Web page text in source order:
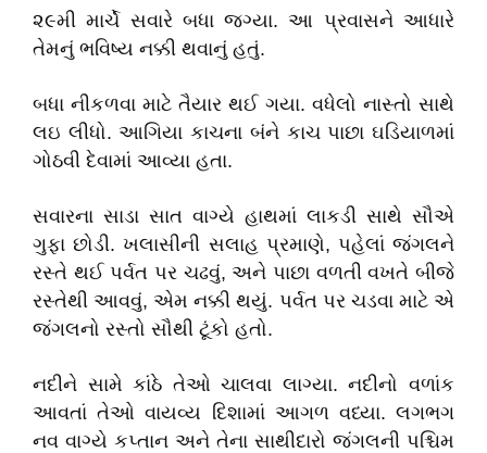
૨૯મી માર્ચે સવારે બધા જગ્યા. આ પ્રવાસને આધારે
તેમનું ભવિષ્ય નક્કી થવાનું હતું.
બધા નીકળવા માટે તૈયાર થઈ ગયા. વધેલો નાસ્તો સાથે
લઇ લીધો. આગિયા કાચના બંને કાચ પાછા ઘડિયાળમાં
ગોઠવી દેવામાં આવ્યા હતા.
સવારના સાડા સાત વાગ્યે હાથમાં લાકડી સાથે સૌએ
ગુફા છોડી. ખલાસીની સલાહ પ્રમાણે, પહેલાં જંગલને
રસ્તે થઈ પર્વત પર ચઢવું,અને પાછા વળતી વખતે બીજે
રસ્તેથી આવવું,એમ નક્કી થયું. પર્વત પર ચડવા માટે એ
જંગલનો રસ્તો સૌથી ટૂંકો હતો.
નદીને સામે કાંઠે તેઓ ચાલવા લાગ્યા. નદીનો વળાંક
આવતાં તેઓ વાયવ્ય દિશામાં આગળ વધ્યા. લગભગ
નવ વાગ્યે કપ્તાન અને તેના સાથીદારો જંગલની પશ્ચિમ